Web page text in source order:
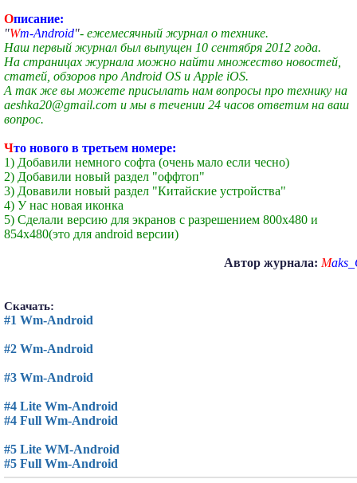
Описание:
"Wm-Android"- ежемесячный журнал о технике.
Наш первый журнал был выпущен 10 сентября 2012 года.
На страницах журнала можно найти множество новостей,
статей, обзоров про Android OS и Apple iOS.
А так же вы можете присылать нам вопросы про технику на
aeshka20@gmail.com и мы в течении 24 часов ответим на ваш
вопрос.
Что нового в третьем номере:
1) Добавили немного софта (очень мало если чесно)
2) Добавили новый раздел "оффтоп"
3) Довавили новый раздел "Китайские устройства"
4) У нас новая иконка
5) Сделали версию для экранов с разрешением 800x480 и
854x480(это для android версии)
Автор журнала: M
Скачать:
#1 Wm-Android
#2 Wm-Android
#3 Wm-Android
#4 Lite Wm-Android
#4 Full Wm-Android
#5 Lite WM-Android
#5 Full Wm-Android